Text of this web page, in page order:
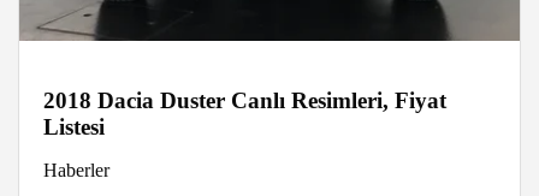
2018 Dacia Duster Canlı Resimleri, Fiyat
Listesi
Haberler